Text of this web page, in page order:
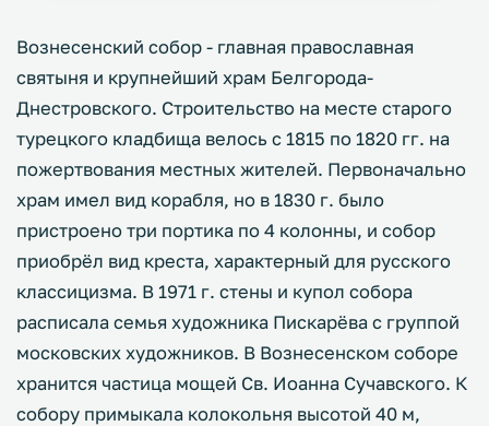
Вознесенский собор - главная православная
святыня и крупнейший храм Белгорода-
Днестровского. Строительство на месте старого
турецкого кладбища велось с 1815 по 1820 гг. на
пожертвования местных жителей. Первоначально
храм имел вид корабля, но в 1830 г. было
пристроено три портика по 4 колонны, и собор
приобрёл вид креста, характерный для русского
классицизма. В 1971 г. стены и купол собора
расписала семья художника Пискарёва с группой
московских художников. В Вознесенском соборе
хранится частица мощей Св. Иоанна Сучавского. К
собору примыкала колокольня высотой 40 м,